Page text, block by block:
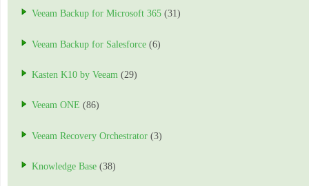
Veeam Backup for Microsoft 365 (31)
Veeam Backup for Salesforce (6)
Kasten K10 by Veeam (29)
Veeam ONE (86)
Veeam Recovery Orchestrator (3)
Knowledge Base (38)